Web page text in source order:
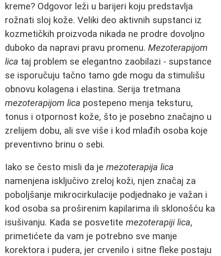
kreme? Odgovor leži u barijeri koju predstavlja
rožnati sloj kože. Veliki deo aktivnih supstanci iz
kozmetičkih proizvoda nikada ne prodre dovoljno
duboko da napravi pravu promenu. Mezoterapijom
lica taj problem se elegantno zaobilazi - supstance
se isporučuju tačno tamo gde mogu da stimulišu
obnovu kolagena i elastina. Serija tretmana
mezoterapijom lica postepeno menja teksturu,
tonus i otpornost kože, što je posebno značajno u
zrelijem dobu, ali sve više i kod mlađih osoba koje
preventivno brinu o sebi.
Iako se često misli da je mezoterapija lica
namenjena isključivo zreloj koži, njen značaj za
poboljšanje mikrocirkulacije podjednako je važan i
kod osoba sa proširenim kapilarima ili sklonošću ka
isušivanju. Kada se posvetite mezoterapiji lica,
primetićete da vam je potrebno sve manje
korektora i pudera, jer crvenilo i sitne fleke postaju